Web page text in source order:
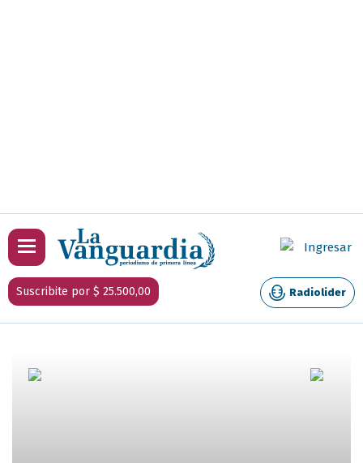
Ingresar
Suscribite por $ 25.500,00 Radiolider